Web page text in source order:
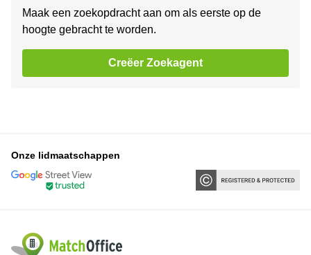
Maak een zoekopdracht aan om als eerste op de
hoogte gebracht te worden.
Creëer Zoekagent
Onze lidmaatschappen